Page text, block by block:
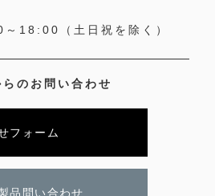
～18:00 （土日祝を除く）
のお問い合わせ
フォーム
品問い合わせ